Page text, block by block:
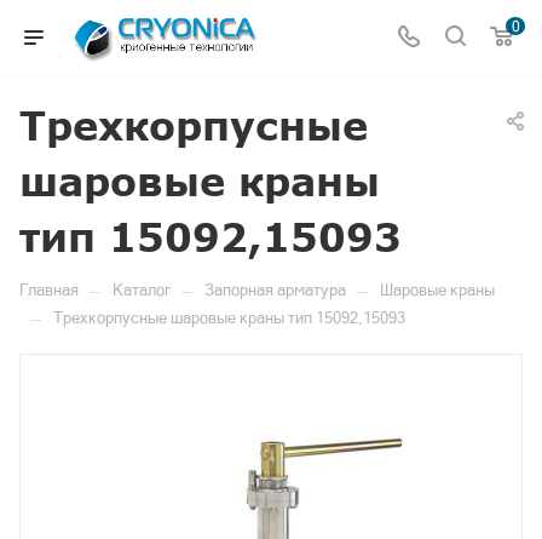
0
Трехкорпусные
шаровые краны
тип 15092,15093
Главная — Каталог — Запорная арматура — Шаровые краны
— Трехкорпусные шаровые краны тип 15092,15093